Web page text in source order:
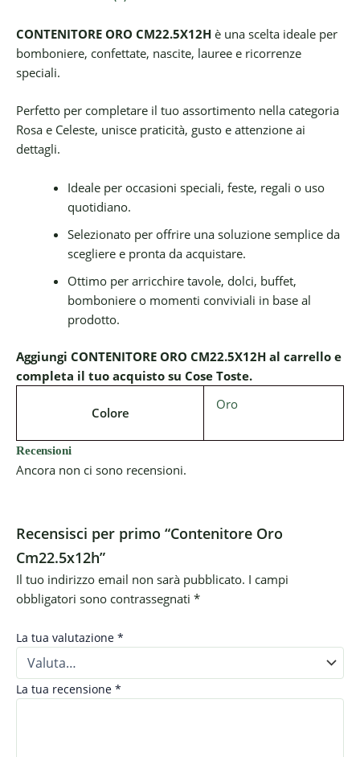
CONTENITORE ORO CM22.5X12H è una scelta ideale per
bomboniere, confettate, nascite, lauree e ricorrenze
speciali.
Perfetto per completare il tuo assortimento nella categoria
Rosa e Celeste, unisce praticità, gusto e attenzione ai
dettagli.
Ideale per occasioni speciali, feste, regali o uso
quotidiano.
Selezionato per offrire una soluzione semplice da
scegliere e pronta da acquistare.
Ottimo per arricchire tavole, dolci, buffet,
bomboniere o momenti conviviali in base al
prodotto.
Aggiungi CONTENITORE ORO CM22.5X12H al carrello e
completa il tuo acquisto su Cose Toste.
Colore
Oro
Recensioni
Ancora non ci sono recensioni.
Recensisci per primo “Contenitore Oro
Cm22.5x12h”
Il tuo indirizzo email non sarà pubblicato. I campi
obbligatori sono contrassegnati *
La tua valutazione *
La tua recensione *